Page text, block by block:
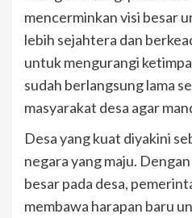
mencerminkan visi besar
lebih sejahtera dan
untuk mengurangi
sudah berlangsung lama
masyarakat desa agar
Desa yang kuat diyakini
negara yang maju.
besar pada desa,
membawa harapan baru